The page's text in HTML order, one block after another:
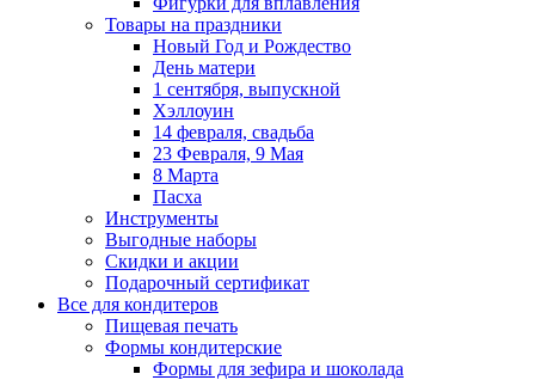
Товары на праздники
Новый Год и Рождество
День матери
1 сентября, выпускной
Хэллоуин
14 февраля, свадьба
23 Февраля, 9 Мая
8 Марта
Пасха
Инструменты
Выгодные наборы
Скидки и акции
Подарочный сертификат
Все для кондитеров
Пищевая печать
Формы кондитерские
Формы для зефира и шоколада